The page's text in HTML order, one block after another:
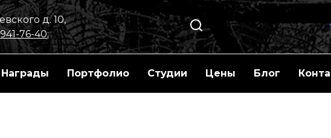
д. 10,
76-40;
Награды Портфолио Студии Цены Блог